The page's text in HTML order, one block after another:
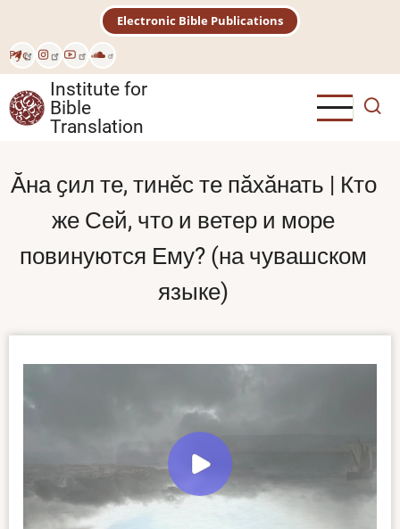
main
content
Рус
Electronic Bible Publications
Institute for
Bible
Translation
Ӑна ҫил те, тинӗс те пӑхӑнать | Кто
же Сей, что и ветер и море
повинуются Ему? (на чувашском
языке)